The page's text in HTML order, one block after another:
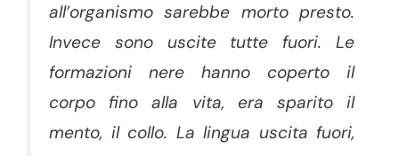
all’organismo sarebbe morto presto.
Invece sono uscite tutte fuori. Le
formazioni nere hanno coperto il
corpo fino alla vita, era sparito il
mento, il collo. La lingua uscita fuori,